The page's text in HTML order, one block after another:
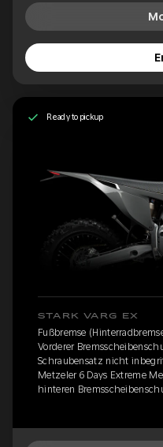
Ready to pickup
STARK VARG EX
Fußbremse
Vorderer
Schraubensatz nicht
Metzeler 6 Days Extreme
hinteren